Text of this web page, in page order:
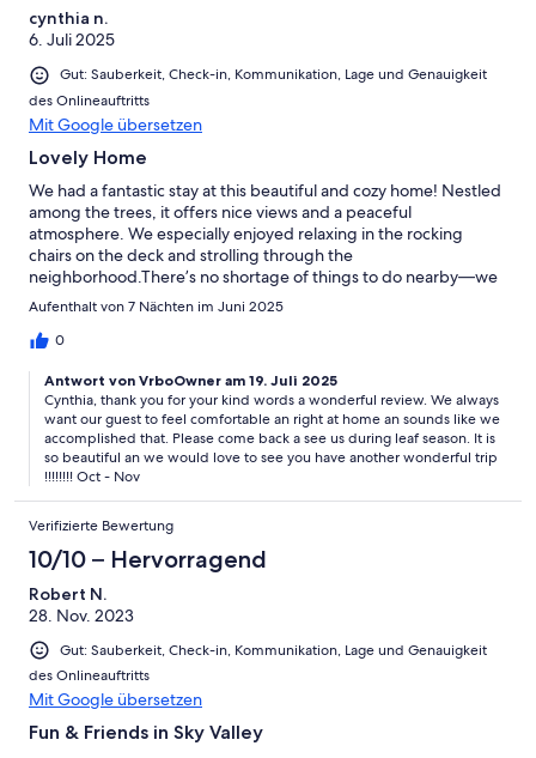
cynthia n.
6. Juli 2025
Gut: Sauberkeit, Check-in, Kommunikation, Lage und Genauigkeit
des Onlineauftritts
Mit Google übersetzen
Lovely Home
We had a fantastic stay at this beautiful and cozy home! Nestled
among the trees, it offers nice views and a peaceful
atmosphere. We especially enjoyed relaxing in the rocking
chairs on the deck and strolling through the
neighborhood.There’s no shortage of things to do nearby—we
visited the Biltmore House, went tubing, hiking, and swimming,
time playing games and rocking on the porch with the whole
Highly recommend!
Aufenthalt von 7 Nächten im Juni 2025
0
Antwort von VrboOwner am 19. Juli 2025
Cynthia, thank you for your kind words a wonderful review. We always
want our guest to feel comfortable an right at home an sounds like we
accomplished that. Please come back a see us during leaf season. It is
so beautiful an we would love to see you have another wonderful trip
!!!!!!!! Oct - Nov
Verifizierte Bewertung
10/10 – Hervorragend
Robert N.
28. Nov. 2023
Gut: Sauberkeit, Check-in, Kommunikation, Lage und Genauigkeit
des Onlineauftritts
Mit Google übersetzen
Fun & Friends in Sky Valley